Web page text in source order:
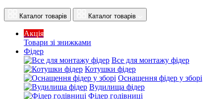
Каталог товарів Каталог товарів
Акція
Товари зі знижками
Фідер
Все для монтажу фідер
Котушки фідер
Оснащення фідер у зборі
Вудилища фідер
Фідер годівниці